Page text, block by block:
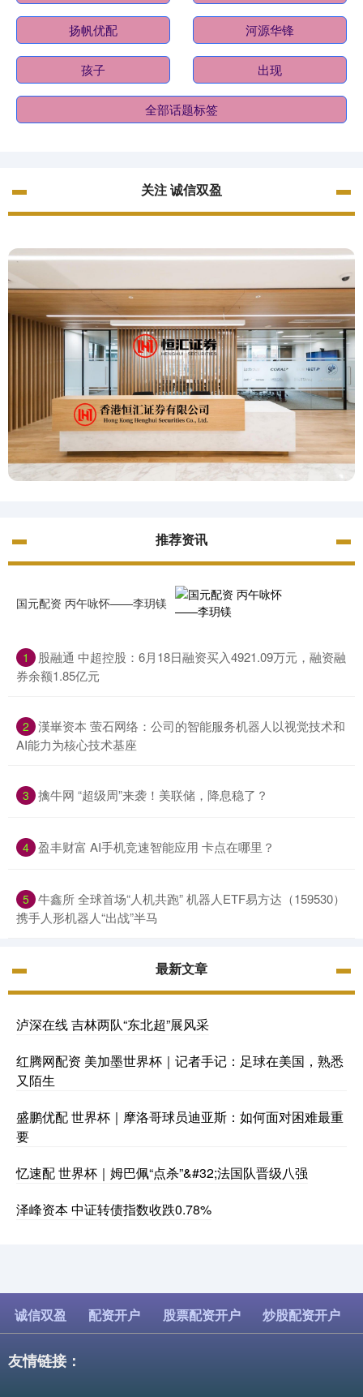
扬帆优配 河源华锋
孩子 出现
全部话题标签
关注 诚信双盈
推荐资讯
国元配资 丙午咏怀——李玥镁
1
股融通 中超控股：6月18日融资买入4921.09万元，融资融
券余额1.85亿元
2 漢崋资本 萤石网络：公司的智能服务机器人以视觉技术和
AI能力为核心技术基座
3 擒牛网 “超级周”来袭！美联储，降息稳了？
4 盈丰财富 AI手机竞速智能应用 卡点在哪里？
5 牛鑫所 全球首场“人机共跑” 机器人ETF易方达（159530）
携手人形机器人“出战”半马
最新文章
泸深在线 吉林两队“东北超”展风采
红腾网配资 美加墨世界杯｜记者手记：足球在美国，熟悉
又陌生
盛鹏优配 世界杯｜摩洛哥球员迪亚斯：如何面对困难最重
要
忆速配 世界杯｜姆巴佩“点杀”&#32;法国队晋级八强
泽峰资本 中证转债指数收跌0.78%
诚信双盈 配资开户 股票配资开户 炒股配资开户
友情链接：